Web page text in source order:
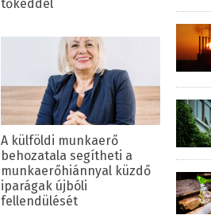
tőkéddel
A külföldi munkaerő
behozatala segítheti a
munkaerőhiánnyal küzdő
iparágak újbóli
fellendülését